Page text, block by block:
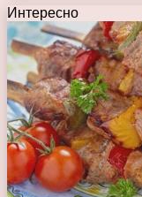
Интересно